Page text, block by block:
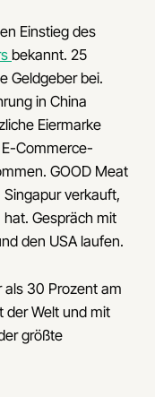
Einstieg des
bekannt. 25
Geldgeber bei.
in China
Eiermarke
Commerce-
GOOD Meat
verkauft,
Gespräch mit
den USA laufen.
als 30 Prozent am
der Welt und mit
größte